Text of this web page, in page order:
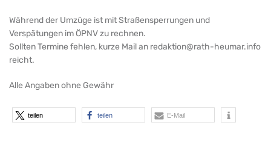
Während der Umzüge ist mit Straßensperrungen und
Verspätungen im ÖPNV zu rechnen.
Sollten Termine fehlen, kurze Mail an redaktion@rath-heumar.info
reicht.
Alle Angaben ohne Gewähr
teilen teilen E-Mail